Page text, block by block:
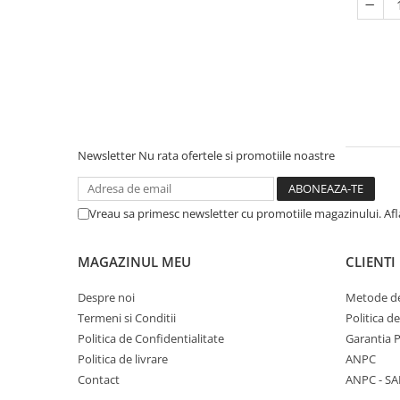
Newsletter Nu rata ofertele si promotiile noastre
Vreau sa primesc newsletter cu promotiile magazinului.
MAGAZINUL MEU
Despre noi
Termeni si Conditii
Politica de Confidentialitate
Politica de livrare
Contact
CLIENTI
Metode
Politica
Garantia
ANPC
ANPC -